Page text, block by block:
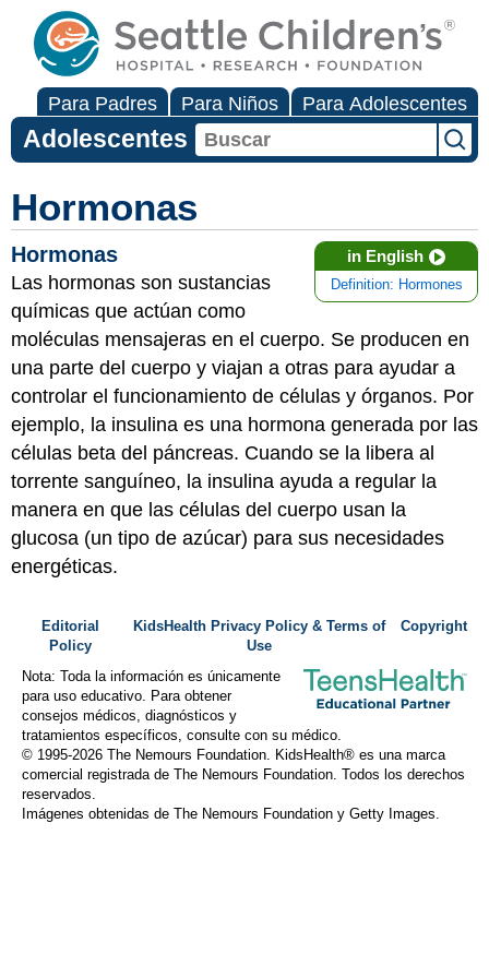
Para Padres Para Niños Para Adolescentes
Adolescentes
Hormonas
in English
Definition: Hormones
Hormonas
Las hormonas son sustancias
químicas que actúan como
moléculas mensajeras en el cuerpo. Se producen en
una parte del cuerpo y viajan a otras para ayudar a
controlar el funcionamiento de células y órganos. Por
ejemplo, la insulina es una hormona generada por las
células beta del páncreas. Cuando se la libera al
torrente sanguíneo, la insulina ayuda a regular la
manera en que las células del cuerpo usan la
glucosa (un tipo de azúcar) para sus necesidades
energéticas.
Editorial
Policy
KidsHealth Privacy Policy & Terms of
Use
Copyright
Nota: Toda la información es únicamente
para uso educativo. Para obtener
consejos médicos, diagnósticos y
tratamientos específicos, consulte con su médico.
© 1995-2026 The Nemours Foundation. KidsHealth® es una marca
comercial registrada de The Nemours Foundation. Todos los derechos
reservados.
Imágenes obtenidas de The Nemours Foundation y Getty Images.